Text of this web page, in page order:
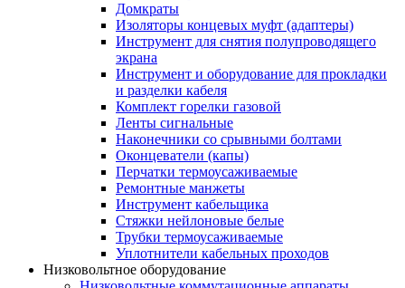
Домкраты
Изоляторы концевых муфт (адаптеры)
Инструмент для снятия полупроводящего
экрана
Инструмент и оборудование для прокладки
и разделки кабеля
Комплект горелки газовой
Ленты сигнальные
Наконечники со срывными болтами
Оконцеватели (капы)
Перчатки термоусаживаемые
Ремонтные манжеты
Инструмент кабельщика
Стяжки нейлоновые белые
Трубки термоусаживаемые
Уплотнители кабельных проходов
Низковольтное оборудование